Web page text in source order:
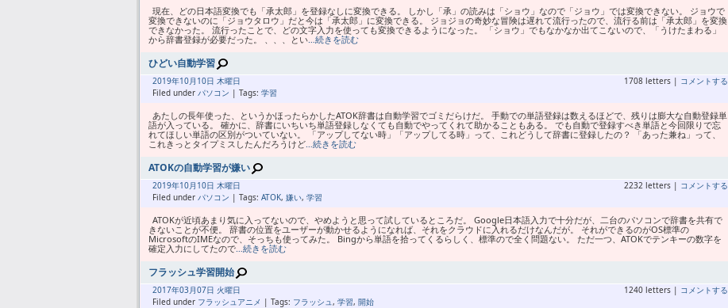
現在、どの日本語変換でも「承太郎」を登録なしに変換できる。 しかし「承」の読みは「ショウ」なので「ジョウ」では変換できない。 ジョウで
変換できないのに「ジョウタロウ」だと今は「承太郎」に変換できる。 ジョジョの奇妙な冒険は遅れて流行ったので、流行る前は「承太郎」を変換
できなかった。 流行ったことで、どの文字入力を使っても変換できるようになった。 「ショウ」でもなかなか出てこないので、「うけたまわる」
から辞書登録が必要だった。 、、、とい…続きを読む
ひどい自動学習
2019年10月 10日 木曜日
Filed under パソコン | Tags: 学習
1708 letters | コメントする
あたしの長年使った、というかほったらかしたATOK辞書は自動学習でゴミだらけだ。 手動での単語登録は数えるほどで、残りは膨大な自動登録単
語が入っている。 確かに、辞書にいちいち単語登録しなくても自動でやってくれて助かることもある。 でも自動で登録すべき単語と今回限りで忘
れてほしい単語の区別がついていない。 「アップしてない時」「アップしてる時」って、これどうして辞書に登録したの？ 「あった兼ね」って、
これきっとタイプミスしたんだろうけど…続きを読む
ATOKの自動学習が嫌い
2019年10月 10日 木曜日
Filed under パソコン | Tags: ATOK, 嫌い, 学習
2232 letters | コメントする
ATOKが近頃あまり気に入ってないので、やめようと思って試しているところだ。 Google日本語入力で十分だが、二台のパソコンで辞書を共有で
きないことが不便。 辞書の位置をユーザーが動かせるようになれば、それをクラウドに入れるだけなんだが。 それができるのがOS標準の
MicrosoftのIMEなので、そっちも使ってみた。 Bingから単語を拾ってくるらしく、標準ので全く問題ない。 ただ一つ、ATOKでテンキーの数字を
確定入力にしてたので…続きを読む
フラッシュ学習開始
2017年03月07日 火曜日
Filed under フラッシュアニメ | Tags: フラッシュ, 学習, 開始
1240 letters | コメントする